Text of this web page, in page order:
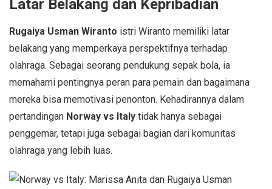
Latar Belakang dan Kepribadian
Rugaiya Usman Wiranto istri Wiranto memiliki latar
belakang yang memperkaya perspektifnya terhadap
olahraga. Sebagai seorang pendukung sepak bola, ia
memahami pentingnya peran para pemain dan bagaimana
mereka bisa memotivasi penonton. Kehadirannya dalam
pertandingan Norway vs Italy tidak hanya sebagai
penggemar, tetapi juga sebagai bagian dari komunitas
olahraga yang lebih luas.